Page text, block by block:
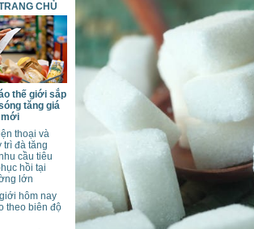
CHỦ
thế giới sắp
tăng giá
thoại và
trì đà tăng
cầu tiêu
hồi tại
lớn
hôm nay
theo biên độ